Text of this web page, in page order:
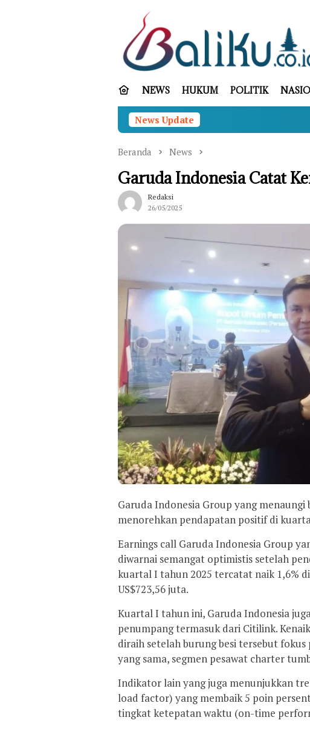
NEWS HUKUM POLITIK
News Update
Beranda News
Garuda Indonesia Catat
Redaksi
26/05/2025
Garuda Indonesia Group yang
menorehkan pendapatan positif di
Earnings call Garuda Indonesia Group
diwarnai semangat optimistis setelah
kuartal I tahun 2025 tercatat naik 1,6%
US$723,56 juta.
Kuartal I tahun ini, Garuda Indonesia
penumpang termasuk dari Citilink.
diraih setelah burung besi tersebut fokus
yang sama, segmen pesawat charter
Indikator lain yang juga menunjukkan
load factor) yang membaik 5 poin
tingkat ketepatan waktu (on-time